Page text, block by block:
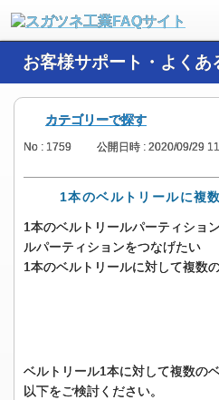
お客様サポート・よくあ
カテゴリーで探す
No : 1759 公開日時 : 2020/09/29
1本のベルトリールに複
1本のベルトリールパーティショ
ルパーティションをつなげたい
1本のベルトリールに対して複数
ベルトリール1本に対して複数の
以下をご検討ください。